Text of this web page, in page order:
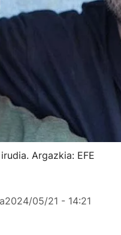
Argazkia: EFE
2024/05/21 - 14:21